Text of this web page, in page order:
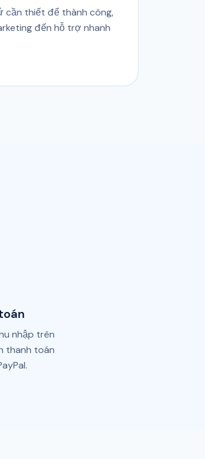
cần thiết để thành công,
đến hỗ trợ nhanh
nhập trên
thanh toán